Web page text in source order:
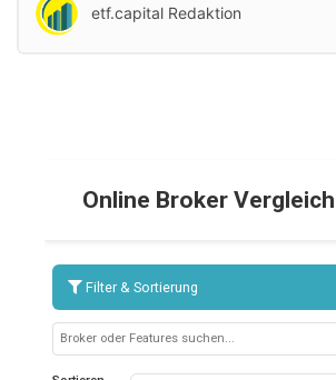
etf.capital Redaktion